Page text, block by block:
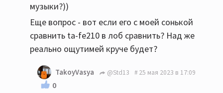
музыки?))
Еще вопрос - вот если его с моей сонькой
сравнить ta-fe210 в лоб сравнить? Над же
реально ощутимей круче будет?
TakoyVasya @Std13 25 мая 2023 в 17:09
0